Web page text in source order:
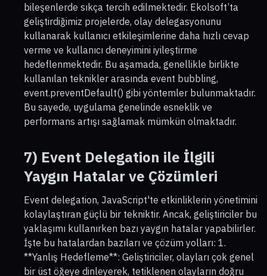
bileşenlerde sıkça tercih edilmektedir. Ekolsoft’ta
geliştirdiğimiz projelerde, olay delegasyonunu
kullanarak kullanıcı etkileşimlerine daha hızlı cevap
verme ve kullanıcı deneyimini iyileştirme
hedeflenmektedir. Bu aşamada, genellikle birlikte
kullanılan teknikler arasında event bubbling,
event.preventDefault() gibi yöntemler bulunmaktadır.
Bu sayede, uygulama genelinde esneklik ve
performans artışı sağlamak mümkün olmaktadır.
7) Event Delegation ile İlgili
Yaygın Hatalar ve Çözümleri
Event delegation, JavaScript'te etkinliklerin yönetimini
kolaylaştıran güçlü bir tekniktir. Ancak, geliştiriciler bu
yaklaşımı kullanırken bazı yaygın hatalar yapabilirler.
İşte bu hatalardan bazıları ve çözüm yolları: 1.
**Yanlış Hedefleme**: Geliştiriciler, olayları çok genel
bir üst öğeye dinleyerek, tetiklenen olayların doğru